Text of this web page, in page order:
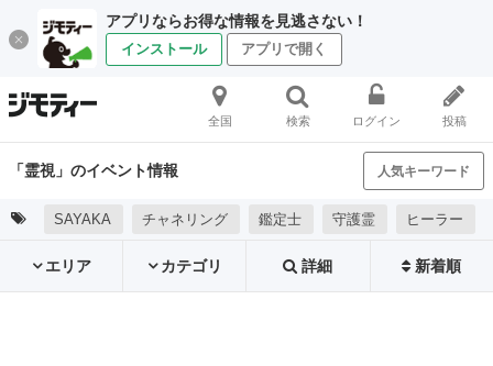
アプリならお得な情報を見逃さない！
インストール アプリで開く
全国 検索 ログイン 投稿
「霊視」のイベント情報 人気キーワード
SAYAKA チャネリング 鑑定士 守護霊 ヒーラー
エリア カテゴリ 詳細 新着順